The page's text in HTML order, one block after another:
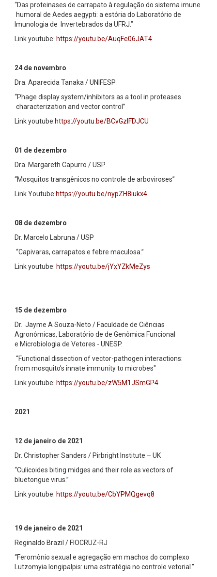
“Das proteinases de carrapato à regulação do sistema imune
humoral de Aedes aegypti: a estória do Laboratório de
Imunologia de Invertebrados da UFRJ.”
Link youtube: https://youtu.be/AuqFe06JAT4
24 de novembro
Dra. Aparecida Tanaka / UNIFESP
“Phage display system/inhibitors as a tool in proteases
characterization and vector control”
Link youtube:https://youtu.be/BCvGzIFDJCU
01 de dezembro
Dra. Margareth Capurro / USP
“Mosquitos transgênicos no controle de arboviroses”
Link Youtube:https://youtu.be/nypZH8iukx4
08 de dezembro
Dr. Marcelo Labruna / USP
“Capivaras, carrapatos e febre maculosa.”
Link youtube: https://youtu.be/jYxYZkMeZys
15 de dezembro
Dr. Jayme A Souza-Neto / Faculdade de Ciências
Agronômicas, Laboratório de de Genômica Funcional
e Microbiologia de Vetores - UNESP.
“Functional dissection of vector-pathogen interactions:
from mosquito’s innate immunity to microbes"
Link youtube: https://youtu.be/zW5M1JSmGP4
2021
12 de janeiro de 2021
Dr. Christopher Sanders / Pirbright Institute – UK
“Culicoides biting midges and their role as vectors of
bluetongue virus.”
Link youtube: https://youtu.be/CbYPMQgevq8
19 de janeiro de 2021
Reginaldo Brazil / FIOCRUZ-RJ
“Feromônio sexual e agregação em machos do complexo
Lutzomyia longipalpis: uma estratégia no controle vetorial.”